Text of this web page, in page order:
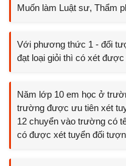
Muốn làm Luật sư, Thẩm
Với phương thức 1 - đối
đạt loại giỏi thì có xét được
Năm lớp 10 em học ở
trường được ưu tiên xét
12 chuyển vào trường có
có được xét tuyển đối